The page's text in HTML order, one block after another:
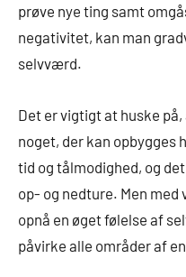
prøve nye ting samt
negativitet, kan man
selvværd.
Det er vigtigt at huske
noget, der kan
tid og tålmodighed, og
op- og nedture. Men med
opnå en øget følelse af
påvirke alle områder af